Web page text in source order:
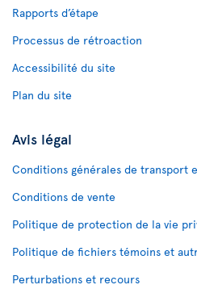
Rapports d’étape
Processus de rétroaction
Accessibilité du site
Plan du site
Avis légal
Conditions générales de transport
Conditions de vente
Politique de protection de la vie
Politique de fichiers témoins et
Perturbations et recours